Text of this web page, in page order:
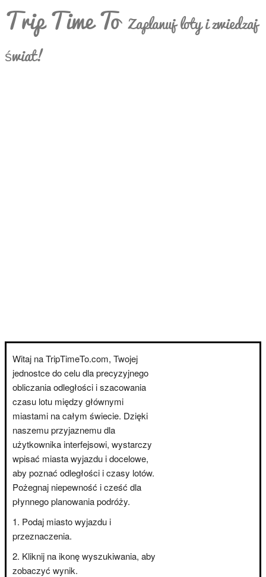
Trip Time To Zaplanuj loty i zwiedzaj
świat!
Witaj na TripTimeTo.com, Twojej
jednostce do celu dla precyzyjnego
obliczania odległości i szacowania
czasu lotu między głównymi
miastami na całym świecie. Dzięki
naszemu przyjaznemu dla
użytkownika interfejsowi, wystarczy
wpisać miasta wyjazdu i docelowe,
aby poznać odległości i czasy lotów.
Pożegnaj niepewność i cześć dla
płynnego planowania podróży.
Podaj miasto wyjazdu i
przeznaczenia.
Kliknij na ikonę wyszukiwania, aby
zobaczyć wynik.